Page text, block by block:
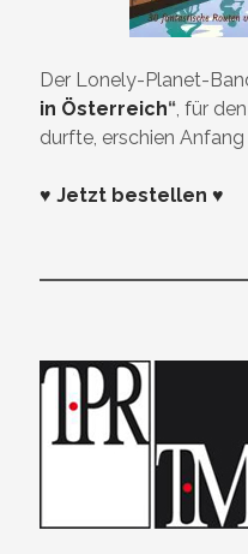
Der Lonely-Planet-
in Österreich“, für
durfte, erschien
♥ Jetzt bestellen ♥